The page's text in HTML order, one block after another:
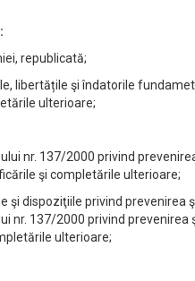
republicată;
libertățile şi îndatorile
ulterioare;
nr. 137/2000 privind
şi completările ulterioare;
şi dispoziţiile privind
nr. 137/2000 privind
ulterioare;